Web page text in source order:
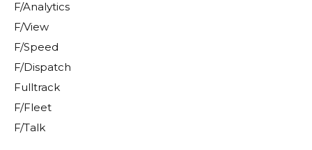
F/Analytics
F/View
F/Speed
F/Dispatch
Fulltrack
F/Fleet
F/Talk